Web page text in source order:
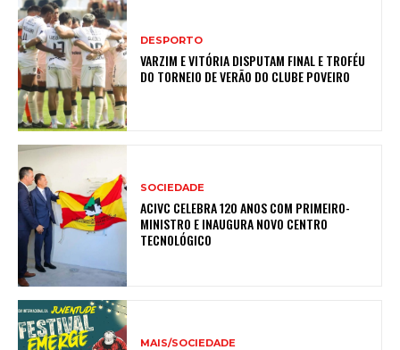
DESPORTO
VARZIM E VITÓRIA DISPUTAM FINAL E TROFÉU
DO TORNEIO DE VERÃO DO CLUBE POVEIRO
SOCIEDADE
ACIVC CELEBRA 120 ANOS COM PRIMEIRO-
MINISTRO E INAUGURA NOVO CENTRO
TECNOLÓGICO
MAIS/SOCIEDADE